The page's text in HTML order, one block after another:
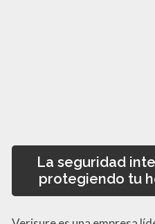
La seguridad
protegiendo tu